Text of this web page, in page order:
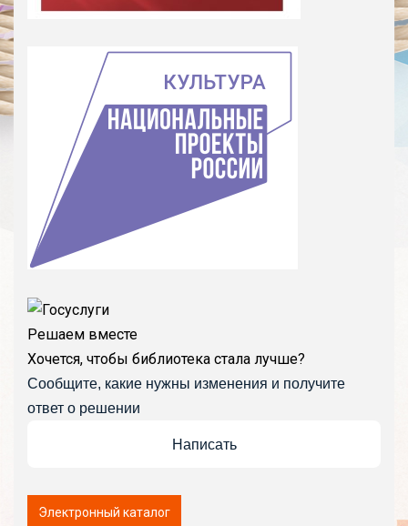
Решаем вместе
Хочется, чтобы библиотека стала лучше?
Сообщите, какие нужны изменения и получите
ответ о решении
Написать